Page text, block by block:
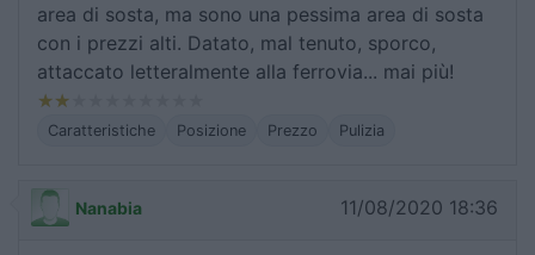
area di sosta, ma sono una pessima area di sosta
con i prezzi alti. Datato, mal tenuto, sporco,
attaccato letteralmente alla ferrovia... mai più!
Caratteristiche Posizione Prezzo Pulizia
Nanabia 11/08/2020 18:36